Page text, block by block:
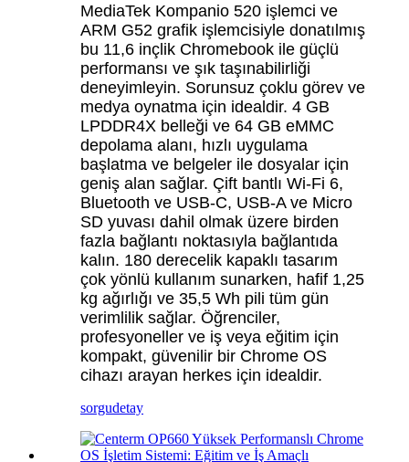
MediaTek Kompanio 520 işlemci ve
ARM G52 grafik işlemcisiyle donatılmış
bu 11,6 inçlik Chromebook ile güçlü
performansı ve şık taşınabilirliği
deneyimleyin. Sorunsuz çoklu görev ve
medya oynatma için idealdir. 4 GB
LPDDR4X belleği ve 64 GB eMMC
depolama alanı, hızlı uygulama
başlatma ve belgeler ile dosyalar için
geniş alan sağlar. Çift bantlı Wi-Fi 6,
Bluetooth ve USB-C, USB-A ve Micro
SD yuvası dahil olmak üzere birden
fazla bağlantı noktasıyla bağlantıda
kalın. 180 derecelik kapaklı tasarım
çok yönlü kullanım sunarken, hafif 1,25
kg ağırlığı ve 35,5 Wh pili tüm gün
verimlilik sağlar. Öğrenciler,
profesyoneller ve iş veya eğitim için
kompakt, güvenilir bir Chrome OS
cihazı arayan herkes için idealdir.
sorgudetay